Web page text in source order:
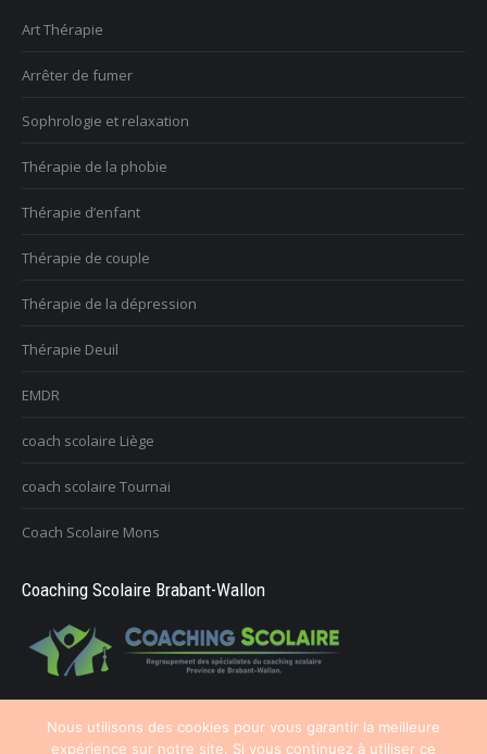
Art Thérapie
Arrêter de fumer
Sophrologie et relaxation
Thérapie de la phobie
Thérapie d’enfant
Thérapie de couple
Thérapie de la dépression
Thérapie Deuil
EMDR
coach scolaire Liège
coach scolaire Tournai
Coach Scolaire Mons
Coaching Scolaire Brabant-Wallon
Nous utilisons des cookies pour vous garantir la meilleure
expérience sur notre site. Si vous continuez à utiliser ce